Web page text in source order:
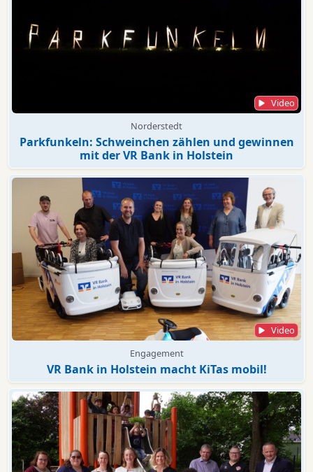
Video
Norderstedt
Parkfunkeln: Schweinchen zählen und gewinnen
mit der VR Bank in Holstein
Video
Engagement
VR Bank in Holstein macht KiTas mobil!